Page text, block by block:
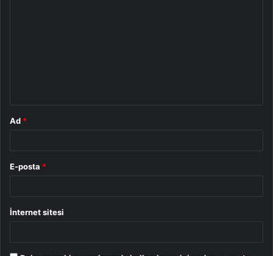
Ad *
E-posta *
İnternet sitesi